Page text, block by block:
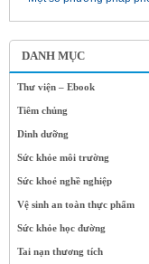
DANH MỤC
Thư viện – Ebook
Tiêm chủng
Dinh dưỡng
Sức khỏe môi trường
Sức khoẻ nghề nghiệp
Vệ sinh an toàn thực phẩm
Sức khỏe học đường
Tai nạn thương tích